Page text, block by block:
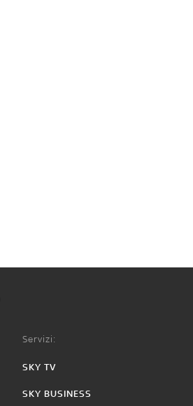
Servizi:
SKY TV
SKY BUSINESS